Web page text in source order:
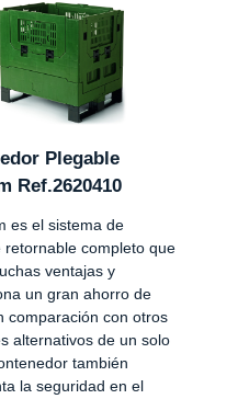
Plegable
Ref.2620410
es el sistema de
retornable completo que
ventajas y
un gran ahorro de
comparación con otros
alternativos de un solo
también
la seguridad en el